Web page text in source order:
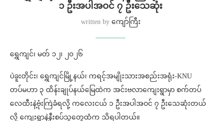
၁ ဦးအပါအဝင် ၇ ဦးသေဆုံး
written by ကျော်ကြီး
ရွှေကျင်၊ မတ် ၁၂၊ ၂၀၂၆
ပဲခူးတိုင်း၊ ရွှေကျင်မြို့နယ်၊ ကရင့်အမျိုးသားအစည်းအရုံး-KNU
တပ်မဟာ ၃ ထိန်းချုပ်နယ်မြေထဲက အင်းဗလာကျေးရွာမှာ စက်တပ်
လေထီးနဲ့ဗုံးကြဲခံရလို့ ကလေးငယ် ၁ ဦးအပါအဝင် ၇ ဦးသေဆုံးတယ်
လို့ ကျေးရွာနဲ့နီးစပ်သူတွေထံက သိရပါတယ်။